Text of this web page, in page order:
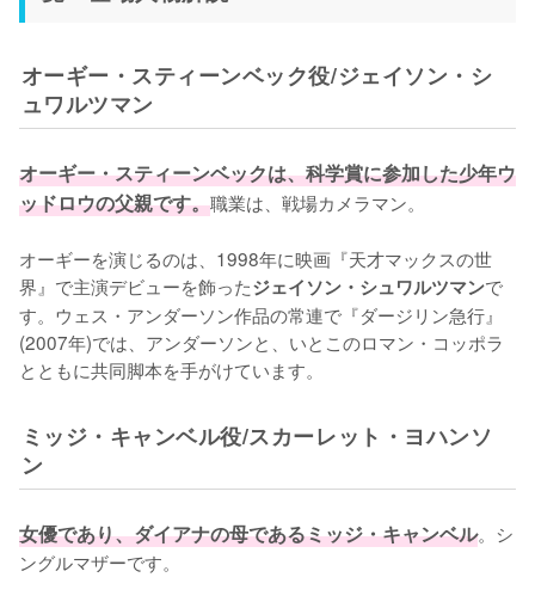
オーギー・スティーンベック役/ジェイソン・シ
ュワルツマン
オーギー・スティーンベックは、科学賞に参加した少年ウ
ッドロウの父親です。職業は、戦場カメラマン。
オーギーを演じるのは、1998年に映画『天才マックスの世
界』で主演デビューを飾ったジェイソン・シュワルツマンで
す。ウェス・アンダーソン作品の常連で『ダージリン急行』
(2007年)では、アンダーソンと、いとこのロマン・コッポラ
とともに共同脚本を手がけています。
ミッジ・キャンベル役/スカーレット・ヨハンソ
ン
女優であり、ダイアナの母であるミッジ・キャンベル。シ
ングルマザーです。